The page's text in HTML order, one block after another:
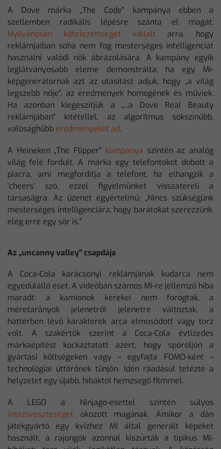
A Dove márka „The Code" kampánya ebben a
szellemben radikális lépésre szánta el magát.
Nyilvánosan kötelezettséget vállalt arra, hogy
reklámjaiban soha nem fog mesterséges intelligenciát
használni valódi nők ábrázolására. A kampány egyik
leglátványosabb eleme demonstrálta: ha egy MI-
képgenerátornak azt az utasítást adjuk, hogy „a világ
legszebb nője", az eredmények homogének és műviek.
Ha azonban kiegészítjük a „...a Dove Real Beauty
reklámjában" kitétellel, az algoritmus sokszínűbb,
valósághűbb eredményeket ad.
A Heineken „The Flipper" kampánya szintén az analóg
világ felé fordult. A márka egy telefontokot dobott a
piacra, ami megfordítja a telefont, ha elhangzik a
’cheers’ szó, ezzel figyelmünket visszatereli a
társaságra. Az üzenet egyértelmű: „Nincs szükségünk
mesterséges intelligenciára, hogy barátokat szerezzünk,
elég erre egy sör is."
Az „uncanny valley" csapdája
A Coca-Cola karácsonyi reklámjának kudarca nem
egyedülálló eset. A videóban számos MI-re jellemző hiba
maradt: a kamionok kerekei nem forogtak, a
méretarányok jelenetről jelenetre változtak, a
háttérben lévő karakterek arca elmosódott vagy torz
volt. A szakértők szerint a Coca-Cola évtizedes
márkaépítést kockáztatott azért, hogy spóroljon a
gyártási költségeken vagy – egyfajta FOMO-ként –
technológiai úttörőnek tűnjön. Idén ráadásul tetézte a
helyzetet egy újabb, hibáktól hemzsegő filmmel.
A LEGO a Ninjago-esettel szintén súlyos
imázsveszteséget okozott magának. Amikor a dán
játékgyártó egy kvízhez MI által generált képeket
használt, a rajongók azonnal kiszúrták a tipikus MI-